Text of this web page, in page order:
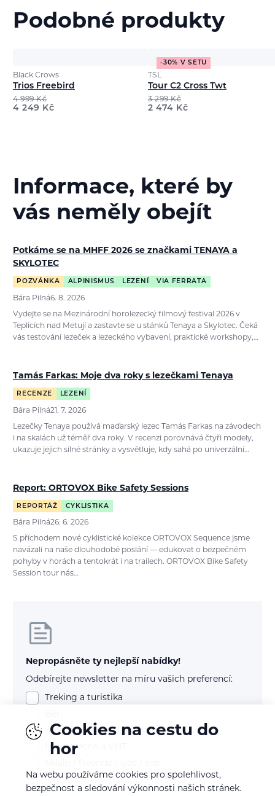
Podobné produkty
Black Crows
Trios Freebird
4 999Kč
4 249 Kč
-30% V SETU
TSL
Tour C2 Cross Twt
3 299Kč
2 474 Kč
Informace, které by
vás neměly obejít
Potkáme se na MHFF 2026 se značkami TENAYA a
SKYLOTEC
POZVÁNKA ALPINISMUS LEZENÍ VIA FERRATA
Bára Pilná6. 8. 2026
Vydejte se na Mezinárodní horolezecký filmový festival 2026 v
Teplicích nad Metují a zastavte se u stánků Tenaya a Skylotec. Čeká
vás testování lezeček a lezeckého vybavení, praktické workshopy,…
Tamás Farkas: Moje dva roky s lezečkami Tenaya
RECENZE LEZENÍ
Bára Pilná21. 7. 2026
Lezečky Tenaya používá maďarský lezec Tamás Farkas na závodech
i na skalách už téměř dva roky. V recenzi porovnává čtyři modely,
ukazuje jejich silné stránky a vysvětluje, kdy sahá po univerzální…
Report: ORTOVOX Bike Safety Sessions
REPORTÁŽ CYKLISTIKA
Bára Pilná26. 6. 2026
S příchodem nové cyklistické kolekce ORTOVOX Sequence jsme
navázali na naše dlouhodobé poslání — edukovat o bezpečném
pohyby v horách a tentokrát i na trailech. ORTOVOX Bike Safety
Session tour nás…
Nepropásněte ty nejlepší nabídky!
Odebírejte newsletter na míru vašich preferencí:
Treking a turistika
Kolo (mtb, gravel, silnice)
Horolezectví a VHT
E-mail
Cookies na cestu do
hor
Na webu používáme cookies pro spolehlivost,
bezpečnost a sledování výkonnosti našich stránek.